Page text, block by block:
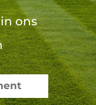
ons